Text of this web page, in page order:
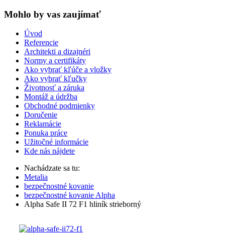
Mohlo by vas zaujímať
Úvod
Referencie
Architekti a dizajnéri
Normy a certifikáty
Ako vybrať kľúče a vložky
Ako vybrať kľučky
Životnosť a záruka
Montáž a údržba
Obchodné podmienky
Doručenie
Reklamácie
Ponuka práce
Užitočné informácie
Kde nás nájdete
Nachádzate sa tu:
Metalia
bezpečnostné kovanie
bezpečnostné kovanie Alpha
Alpha Safe II 72 F1 hliník strieborný